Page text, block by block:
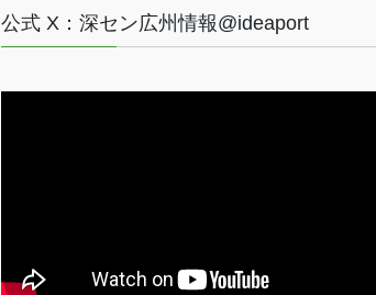
公式 X：深セン広州情報@ideaport